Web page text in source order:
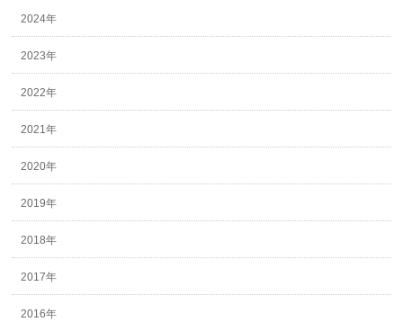
2024年
2023年
2022年
2021年
2020年
2019年
2018年
2017年
2016年